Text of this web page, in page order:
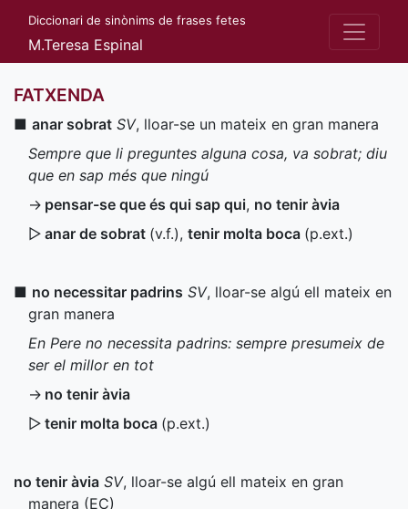
Diccionari de sinònims de frases fetes
M.Teresa Espinal
FATXENDA
■ anar sobrat SV, lloar-se un mateix en gran manera
Sempre que li preguntes alguna cosa, va sobrat; diu
que en sap més que ningú
→ pensar-se que és qui sap qui, no tenir àvia
▷ anar de sobrat (v.f.), tenir molta boca (p.ext.)
■ no necessitar padrins SV, lloar-se algú ell mateix en
gran manera
En Pere no necessita padrins: sempre presumeix de
ser el millor en tot
→ no tenir àvia
▷ tenir molta boca (p.ext.)
no tenir àvia SV, lloar-se algú ell mateix en gran
manera (EC)